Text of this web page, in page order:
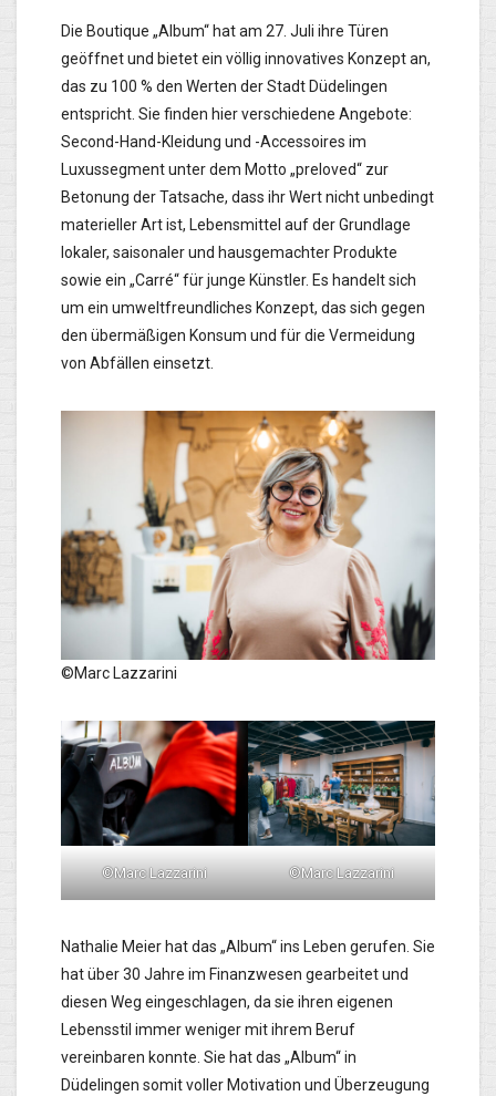
Die Boutique „Album“ hat am 27. Juli ihre Türen
geöffnet und bietet ein völlig innovatives Konzept an,
das zu 100 % den Werten der Stadt Düdelingen
entspricht. Sie finden hier verschiedene Angebote:
Second-Hand-Kleidung und -Accessoires im
Luxussegment unter dem Motto „preloved“ zur
Betonung der Tatsache, dass ihr Wert nicht unbedingt
materieller Art ist, Lebensmittel auf der Grundlage
lokaler, saisonaler und hausgemachter Produkte
sowie ein „Carré“ für junge Künstler. Es handelt sich
um ein umweltfreundliches Konzept, das sich gegen
den übermäßigen Konsum und für die Vermeidung
von Abfällen einsetzt.
©Marc Lazzarini
©Marc Lazzarini ©Marc Lazzarini
Nathalie Meier hat das „Album“ ins Leben gerufen. Sie
hat über 30 Jahre im Finanzwesen gearbeitet und
diesen Weg eingeschlagen, da sie ihren eigenen
Lebensstil immer weniger mit ihrem Beruf
vereinbaren konnte. Sie hat das „Album“ in
Düdelingen somit voller Motivation und Überzeugung